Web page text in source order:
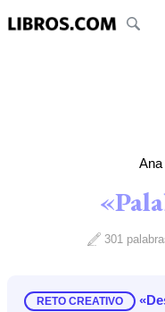
301
RETO CREATIVO